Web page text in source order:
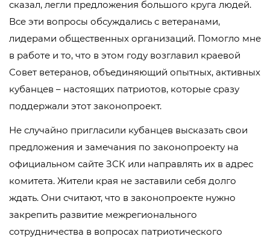
сказал, легли предложения большого круга людей.
Все эти вопросы обсуждались с ветеранами,
лидерами общественных организаций. Помогло мне
в работе и то, что в этом году возглавил краевой
Совет ветеранов, объединяющий опытных, активных
кубанцев – настоящих патриотов, которые сразу
поддержали этот законопроект.
Не случайно пригласили кубанцев высказать свои
предложения и замечания по законопроекту на
официальном сайте ЗСК или направлять их в адрес
комитета. Жители края не заставили себя долго
ждать. Они считают, что в законопроекте нужно
закрепить развитие межрегионального
сотрудничества в вопросах патриотического